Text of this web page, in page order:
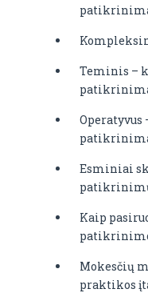
Teminis –
Operatyvus
Esminiai
Kaip
Mokesčių
praktikos